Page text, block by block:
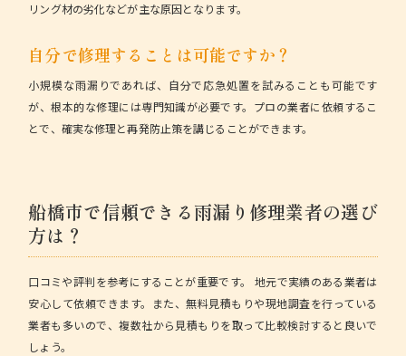
リング材の劣化などが主な原因となります。
自分で修理することは可能ですか？
小規模な雨漏りであれば、自分で応急処置を試みることも可能です
が、根本的な修理には専門知識が必要です。 プロの業者に依頼するこ
とで、確実な修理と再発防止策を講じることができます。
船橋市で信頼できる雨漏り修理業者の選び
方は？
口コミや評判を参考にすることが重要です。
地元で実績のある業者は
安心して依頼できます。また、無料見積もりや現地調査を行っている
業者も多いので、複数社から見積もりを取って比較検討すると良いで
しょう。